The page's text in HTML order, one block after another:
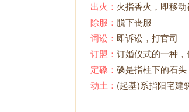
出火： 火指香火，即移
除服： 脱下丧服
词讼： 即诉讼，打官司
订盟： 订婚仪式的一种
定磉： 磉是指柱下的石
动土： (起基)系指阳宅建
一般称塞蚁穴、